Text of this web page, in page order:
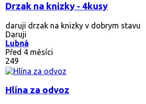
Drzak na knizky - 4kusy
daruji drzak na knizky v dobrym stavu
Daruji
Lubná
Před 4 měsíci
249
Hlína za odvoz